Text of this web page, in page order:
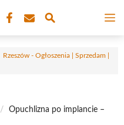
Rzeszów - Ogłoszenia | Sprzedam |
/
Opuchlizna po implancie –